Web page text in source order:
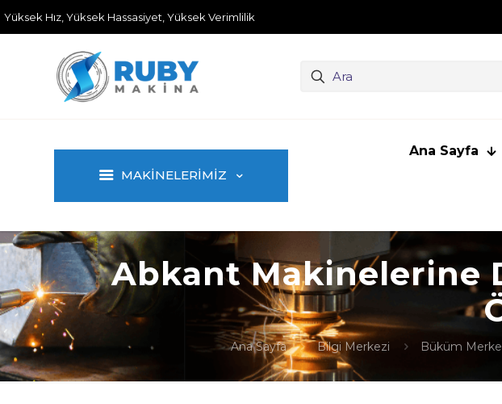
Yüksek Hız, Yüksek Hassasiyet, Yüksek Verimlilik
MAKİNELERİMİZ
Ana Sayfa
Abkant Makinelerine
Ana Sayfa Bilgi Merkezi Büküm